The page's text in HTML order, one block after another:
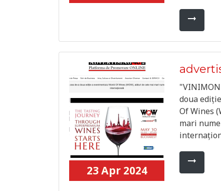
arrow_right_alt
23 Apr 2024
doua
Of Wines
mari
arrow_right_alt